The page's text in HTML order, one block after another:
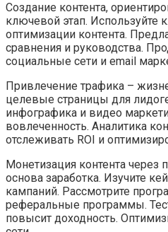
Создание контента,
ключевой этап. Используйте
оптимизации контента.
сравнения и руководства.
социальные сети и email
Привлечение трафика –
целевые страницы для
инфографика и видео
вовлеченность. Аналитика
отслеживать ROI и
Монетизация контента через
основа заработка. Изучите
кампаний. Рассмотрите
реферальные программы.
повысит доходность.